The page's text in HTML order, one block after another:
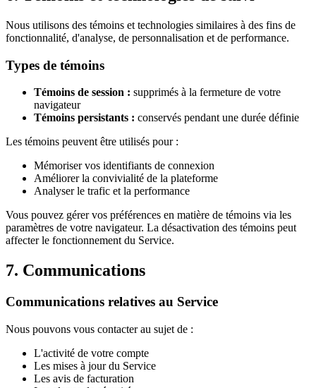
Nous utilisons des témoins et technologies similaires à des fins de
fonctionnalité, d'analyse, de personnalisation et de performance.
Types de témoins
Témoins de session : supprimés à la fermeture de votre
navigateur
Témoins persistants : conservés pendant une durée définie
Les témoins peuvent être utilisés pour :
Mémoriser vos identifiants de connexion
Améliorer la convivialité de la plateforme
Analyser le trafic et la performance
Vous pouvez gérer vos préférences en matière de témoins via les
paramètres de votre navigateur. La désactivation des témoins peut
affecter le fonctionnement du Service.
7. Communications
Communications relatives au Service
Nous pouvons vous contacter au sujet de :
L'activité de votre compte
Les mises à jour du Service
Les avis de facturation